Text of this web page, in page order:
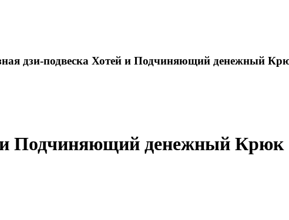
дзи-подвеска Хотей и Подчиняющий денежный
и Подчиняющий денежный Крюк